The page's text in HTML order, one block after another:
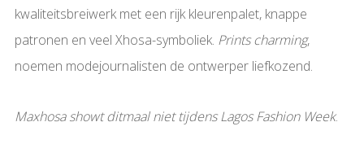
kwaliteitsbreiwerk met een rijk kleurenpalet, knappe
patronen en veel Xhosa-symboliek. Prints charming,
noemen modejournalisten de ontwerper liefkozend.
Maxhosa showt ditmaal niet tijdens Lagos Fashion Week.